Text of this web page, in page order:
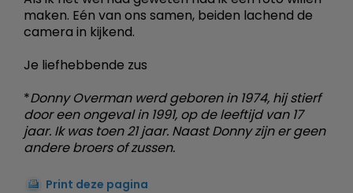
maken. Eén van ons samen, beiden lachend de
camera in kijkend.
Je liefhebbende zus
*Donny Overman werd geboren in 1974, hij stierf
door een ongeval in 1991, op de leeftijd van 17
jaar. Ik was toen 21 jaar. Naast Donny zijn er geen
andere broers of zussen.
Print deze pagina